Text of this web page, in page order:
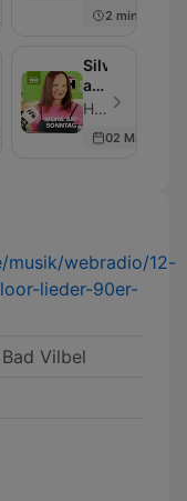
2 min
2026
Silvia
am
Sonntag
Der
HIT RADIO FFH - Folge 101
02 May 2026
webradio/12-
lieder-90er-
Bad Vilbel